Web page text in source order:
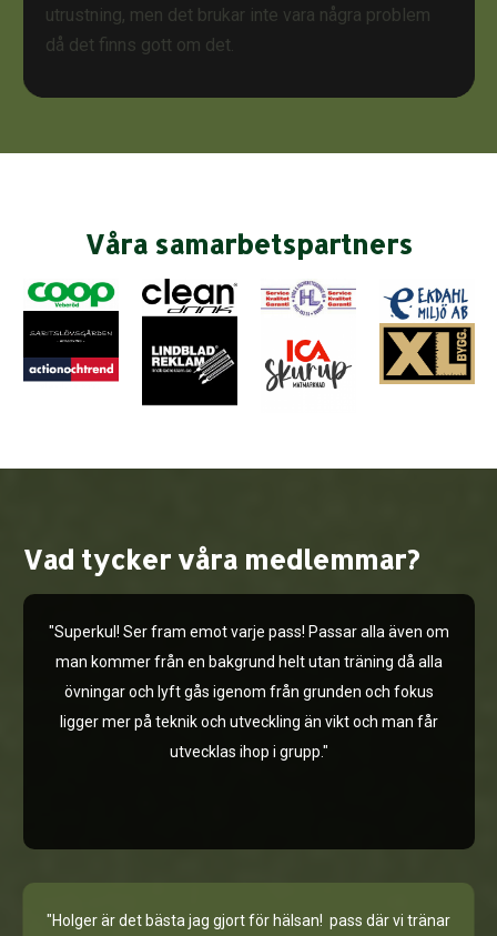
utrustning, men det brukar inte vara några problem
då det finns gott om det.
Våra samarbetspartners
Vad tycker våra medlemmar?
"Superkul! Ser fram emot varje pass! Passar alla även om
man kommer från en bakgrund helt utan träning då alla
övningar och lyft gås igenom från grunden och fokus
ligger mer på teknik och utveckling än vikt och man får
utvecklas ihop i grupp."
"Holger är det bästa jag gjort för hälsan! pass där vi tränar